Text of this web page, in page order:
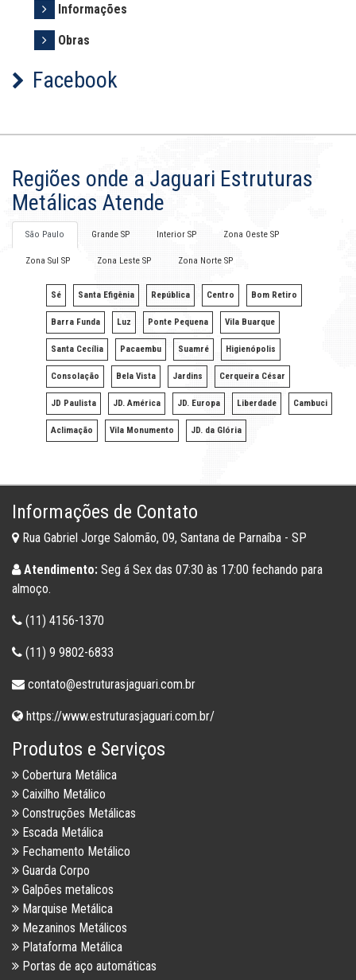
Informações
Obras
Facebook
Regiões onde a Jaguari Estruturas
Metálicas Atende
São Paulo Grande SP Interior SP Zona Oeste SP
Zona Sul SP Zona Leste SP Zona Norte SP
Sé Santa Efigênia República Centro Bom Retiro
Barra Funda Luz Ponte Pequena Vila Buarque
Santa Cecília Pacaembu Suamré Higienópolis
Consolação Bela Vista Jardins Cerqueira César
JD Paulista JD. América JD. Europa Liberdade Cambuci
Aclimação Vila Monumento JD. da Glória
Informações de Contato
Rua Gabriel Jorge Salomão, 09, Santana de Parnaíba - SP
Atendimento: Seg á Sex das 07:30 às 17:00 fechando para
almoço.
(11) 4156-1370
(11) 9 9802-6833
contato@estruturasjaguari.com.br
https://www.estruturasjaguari.com.br/
Produtos e Serviços
Cobertura Metálica
Caixilho Metálico
Construções Metálicas
Escada Metálica
Fechamento Metálico
Guarda Corpo
Galpões metalicos
Marquise Metálica
Mezaninos Metálicos
Plataforma Metálica
Portas de aço automáticas